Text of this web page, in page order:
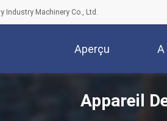
Industry Machinery Co., Ltd.
Aperçu A
Appareil